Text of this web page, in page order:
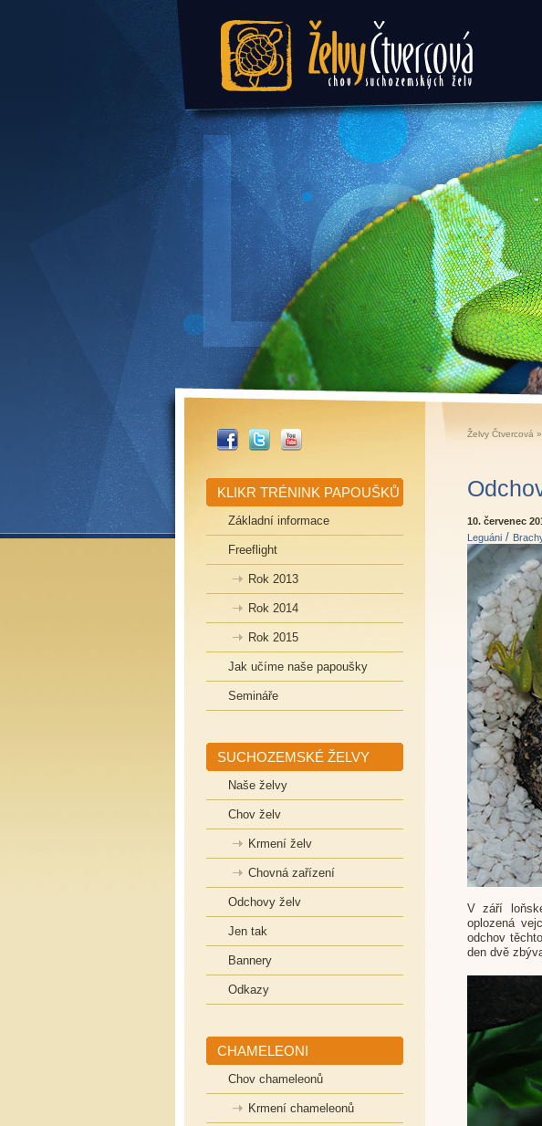
Želvy Čtvercová - chov
suchozemských želv
_FACEBOOK
_TWITTER_YOUTUBE
KLIKR TRÉNINK PAPOUŠKŮ
Základní informace
Freeflight
Rok 2013
Rok 2014
Rok 2015
Jak učíme naše papoušky
Semináře
SUCHOZEMSKÉ ŽELVY
Naše želvy
Chov želv
Krmení želv
Chovná zařízení
Odchovy želv
Jen tak
Bannery
Odkazy
CHAMELEONI
Chov chameleonů
Krmení chameleonů
Želvy Čtvercová »
10. červenec
Leguáni /
V září
oplozená
odchov
den dvě